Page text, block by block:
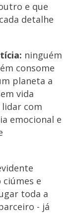
e que
detalhe
ninguém
consome
planeta a
vida
com
emocional e
e
toda a
- já